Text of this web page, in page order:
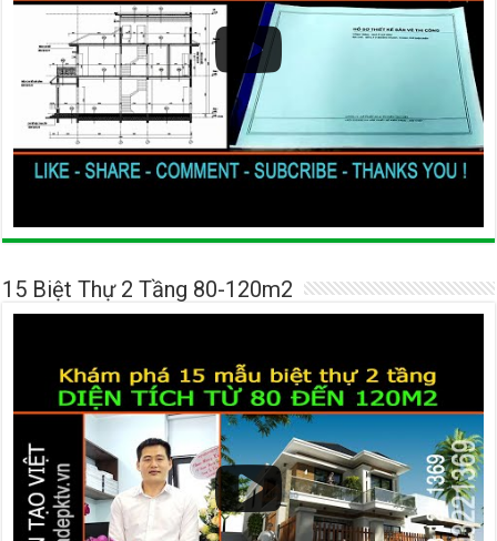
15 Biệt Thự 2 Tầng 80-120m2